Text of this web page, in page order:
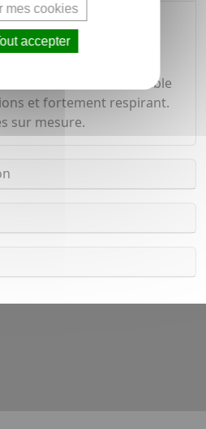
x 6cm, sont conçues
Elles sont multi-
même aux
Le matériel est extensible
et fortement respirant.
sur mesure.
mes cookies
accepter